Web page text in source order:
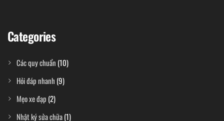
Categories
Các quy chuẩn (10)
Hỏi đáp nhanh (9)
Mẹo xe đạp (2)
Nhật ký sửa chữa(1)